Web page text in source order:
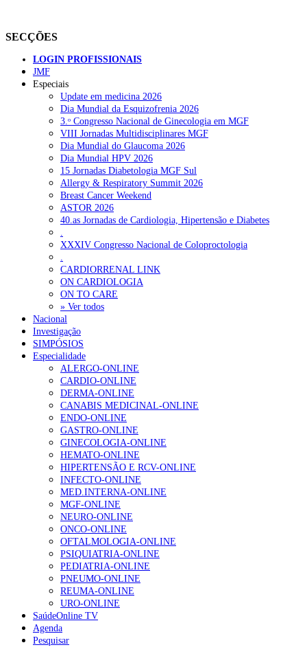
SECÇÕES
LOGIN PROFISSIONAIS
JMF
Especiais
Update em medicina 2026
Dia Mundial da Esquizofrenia 2026
3.ᵒ Congresso Nacional de Ginecologia em MGF
VIII Jornadas Multidisciplinares MGF
Dia Mundial do Glaucoma 2026
Dia Mundial HPV 2026
15 Jornadas Diabetologia MGF Sul
Allergy & Respiratory Summit 2026
Breast Cancer Weekend
ASTOR 2026
40.as Jornadas de Cardiologia, Hipertensão e Diabetes
XXXIV Congresso Nacional de Coloproctologia
CARDIORRENAL LINK
ON CARDIOLOGIA
ON TO CARE
» Ver todos
Nacional
Investigação
SIMPÓSIOS
Especialidade
ALERGO-ONLINE
CARDIO-ONLINE
DERMA-ONLINE
CANABIS MEDICINAL-ONLINE
ENDO-ONLINE
GASTRO-ONLINE
GINECOLOGIA-ONLINE
HEMATO-ONLINE
HIPERTENSÃO E RCV-ONLINE
INFECTO-ONLINE
MED.INTERNA-ONLINE
MGF-ONLINE
NEURO-ONLINE
ONCO-ONLINE
OFTALMOLOGIA-ONLINE
PSIQUIATRIA-ONLINE
PEDIATRIA-ONLINE
PNEUMO-ONLINE
REUMA-ONLINE
URO-ONLINE
SaúdeOnline TV
Agenda
Pesquisar